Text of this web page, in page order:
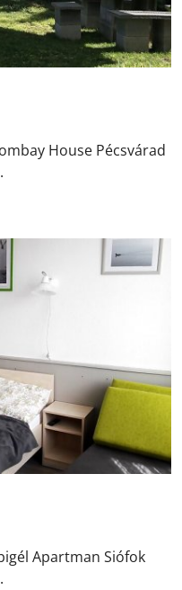
House Pécsvárad
Apartman Siófok